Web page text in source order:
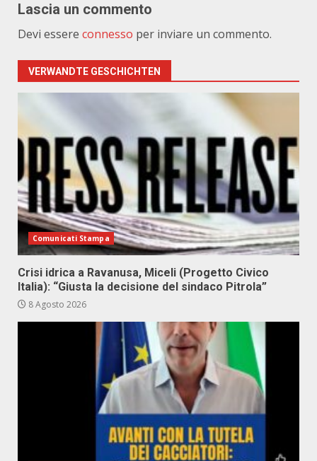
Lascia un commento
Devi essere connesso per inviare un commento.
VERWANDTE GESCHICHTEN
Comunicati Stampa
Crisi idrica a Ravanusa, Miceli (Progetto Civico
Italia): “Giusta la decisione del sindaco Pitrola”
8 Agosto 2026